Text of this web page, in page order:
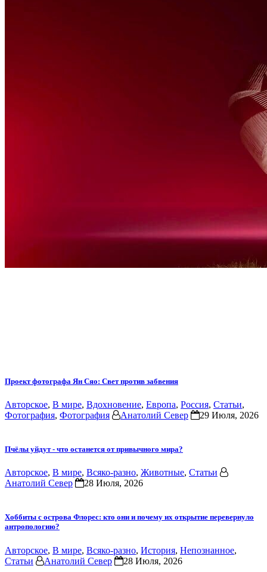
Проект фотографа Ян Сяо: Свет против забвения
Авторское, В мире, Вдохновение, Европа, Россия, Статьи,
Фотография, Фотография Анатолий Север 29 Июля, 2026
Пчёлы уйдут - что останется от привычного мира?
Авторское, В мире, Всяко-разно, Животные, Статьи
Анатолий Север
28 Июля, 2026
Хоббиты с острова Флорес: кто они и почему их открытие перевернуло
антропологию?
Авторское, В мире, Всяко-разно, История, Непознанное,
Статьи
Анатолий Север 28 Июля, 2026